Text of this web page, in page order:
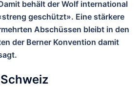
behält der Wolf international
geschützt». Eine stärkere
Abschüssen bleibt in den
der Berner Konvention damit